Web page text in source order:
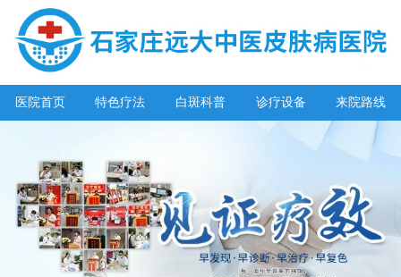
医院首页 特色疗法 白斑科普 诊疗设备 来院路线
7天唤醒黑色素，寒假不留白 体面迎新年!
特邀原清华大学第一附属医院皮肤科主任28-29日来院会诊
预约从速!远大白转黑分享活动即将开幕!特邀北京专家来院坐诊!
恭贺伍德镜检查系统成功落户!暑期超强福利点击领取!
【世界白癜风日】白斑0元普查，更有多重福利千万别错过!